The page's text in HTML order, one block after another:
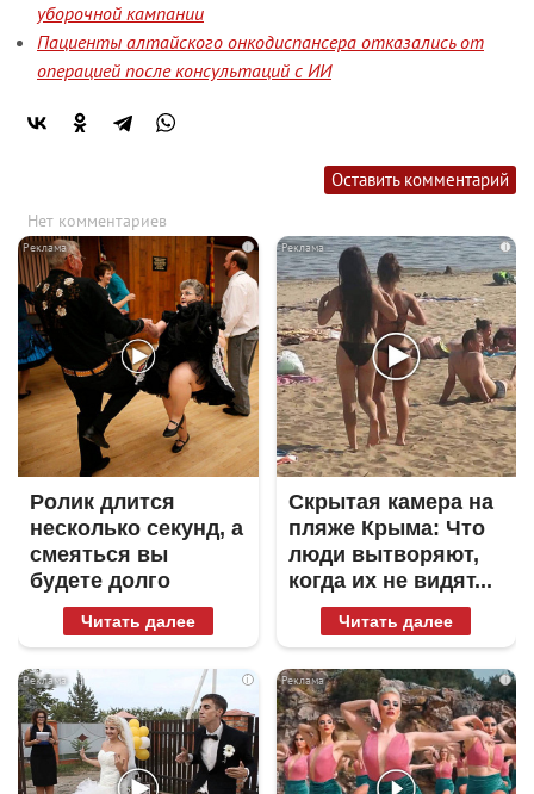
уборочной кампании
Пациенты алтайского онкодиспансера отказались от
операцией после консультаций с ИИ
Оставить комментарий
Нет комментариев
i
Ролик длится
несколько секунд, а
смеяться вы
будете долго
Читать далее
i
Скрытая камера на
пляже Крыма: Что
люди вытворяют,
когда их не видят...
Читать далее
i i